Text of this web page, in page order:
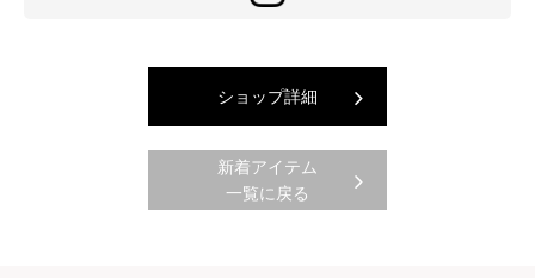
ショップ詳細
新着アイテム
一覧に戻る